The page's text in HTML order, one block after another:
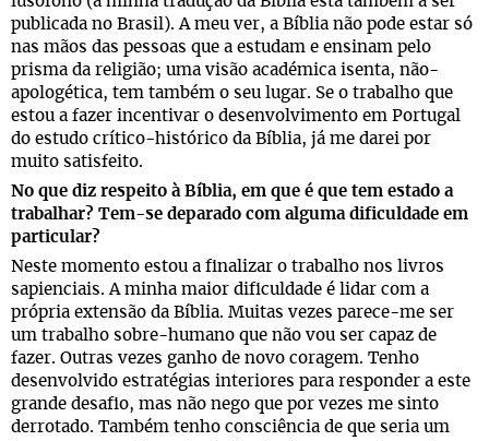
publicada no Brasil). A meu ver, a Bíblia não pode estar só
nas mãos das pessoas que a estudam e ensinam pelo
prisma da religião; uma visão académica isenta, não-
apologética, tem também o seu lugar. Se o trabalho que
estou a fazer incentivar o desenvolvimento em Portugal
do estudo crítico-histórico da Bíblia, já me darei por
muito satisfeito.
No que diz respeito à Bíblia, em que é que tem estado a
trabalhar? Tem-se deparado com alguma dificuldade em
particular?
Neste momento estou a finalizar o trabalho nos livros
sapienciais. A minha maior dificuldade é lidar com a
própria extensão da Bíblia. Muitas vezes parece-me ser
um trabalho sobre-humano que não vou ser capaz de
fazer. Outras vezes ganho de novo coragem. Tenho
desenvolvido estratégias interiores para responder a este
grande desafio, mas não nego que por vezes me sinto
derrotado. Também tenho consciência de que seria um